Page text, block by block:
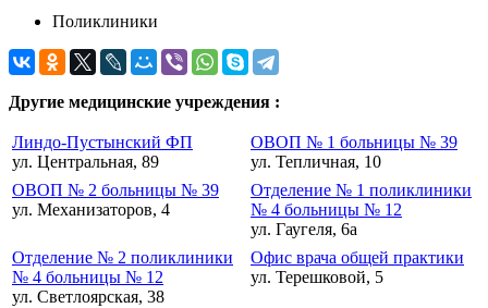
Поликлиники
Другие медицинские учреждения :
Линдо-Пустынский ФП
ул. Центральная, 89
ОВОП № 1 больницы № 39
ул. Тепличная, 10
ОВОП № 2 больницы № 39
ул. Механизаторов, 4
Отделение № 1 поликлиники
№ 4 больницы № 12
ул. Гаугеля, 6а
Отделение № 2 поликлиники
№ 4 больницы № 12
ул. Светлоярская, 38
Офис врача общей практики
ул. Терешковой, 5